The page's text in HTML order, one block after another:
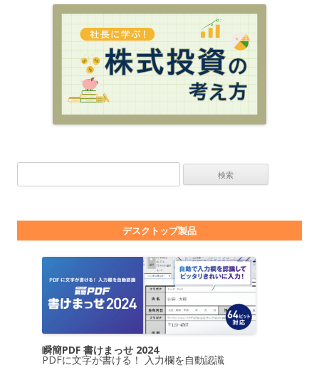
デスクトップ製品
瞬簡PDF 書けまっせ 2024
PDFに文字が書ける！ 入力欄を自動認識